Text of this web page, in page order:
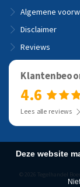
Algemene
Disclaimer
Reviews
4.6
Lees alle reviews
© 2026 Tegelhandel
Deze website